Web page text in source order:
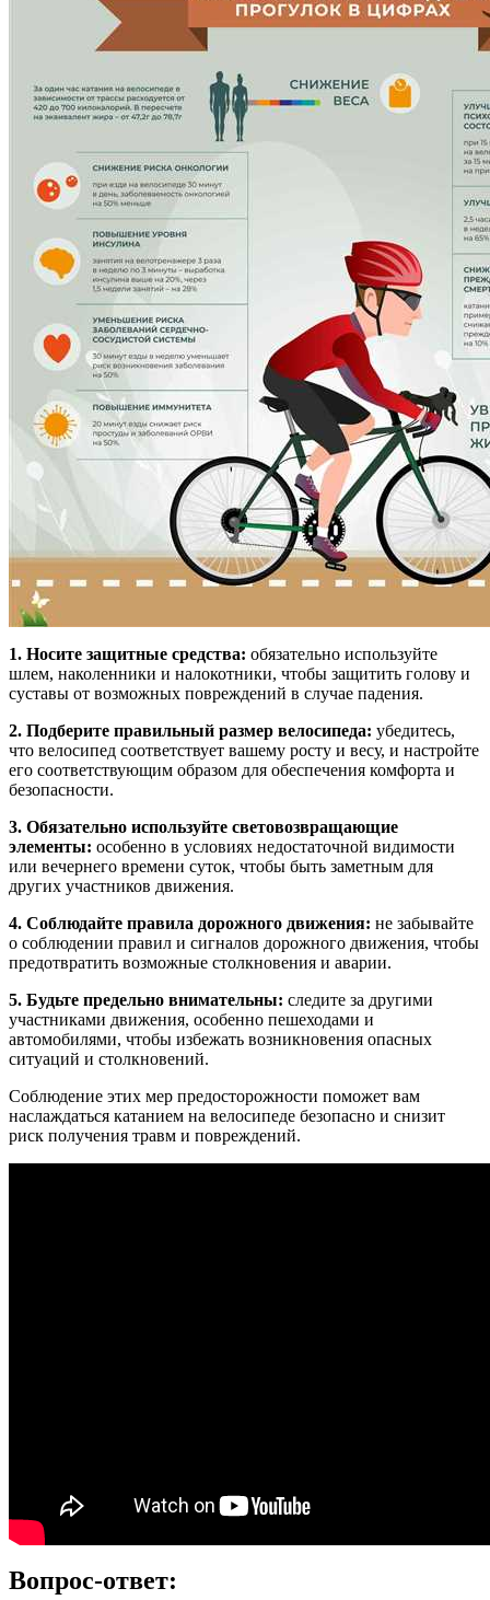
1. Носите защитные средства: обязательно используйте
шлем, наколенники и налокотники, чтобы защитить голову и
суставы от возможных повреждений в случае падения.
2. Подберите правильный размер велосипеда: убедитесь,
что велосипед соответствует вашему росту и весу, и настройте
его соответствующим образом для обеспечения комфорта и
безопасности.
3. Обязательно используйте световозвращающие
элементы: особенно в условиях недостаточной видимости
или вечернего времени суток, чтобы быть заметным для
других участников движения.
4. Соблюдайте правила дорожного движения: не забывайте
о соблюдении правил и сигналов дорожного движения, чтобы
предотвратить возможные столкновения и аварии.
5. Будьте предельно внимательны: следите за другими
участниками движения, особенно пешеходами и
автомобилями, чтобы избежать возникновения опасных
ситуаций и столкновений.
Соблюдение этих мер предосторожности поможет вам
наслаждаться катанием на велосипеде безопасно и снизит
риск получения травм и повреждений.
Вопрос-ответ: